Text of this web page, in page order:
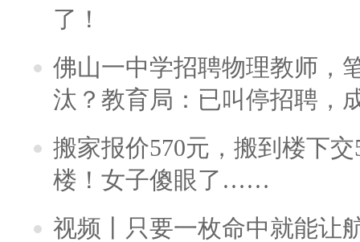
了！
佛山一中学招聘物理教师，
汰？教育局：已叫停招聘，
搬家报价570元，搬到楼下
楼！女子傻眼了……
视频丨只要一枚命中就能让